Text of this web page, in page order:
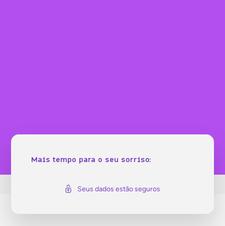
Mais tempo para o seu sorriso:
Seus dados estão seguros